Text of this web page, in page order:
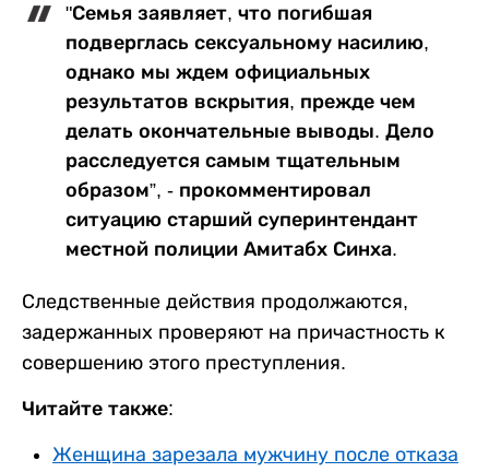
"Семья заявляет, что погибшая
подверглась сексуальному насилию,
однако мы ждем официальных
результатов вскрытия, прежде чем
делать окончательные выводы. Дело
расследуется самым тщательным
образом”, - прокомментировал
ситуацию старший суперинтендант
местной полиции Амитабх Синха.
Следственные действия продолжаются,
задержанных проверяют на причастность к
совершению этого преступления.
Читайте также:
Женщина зарезала мужчину после отказа